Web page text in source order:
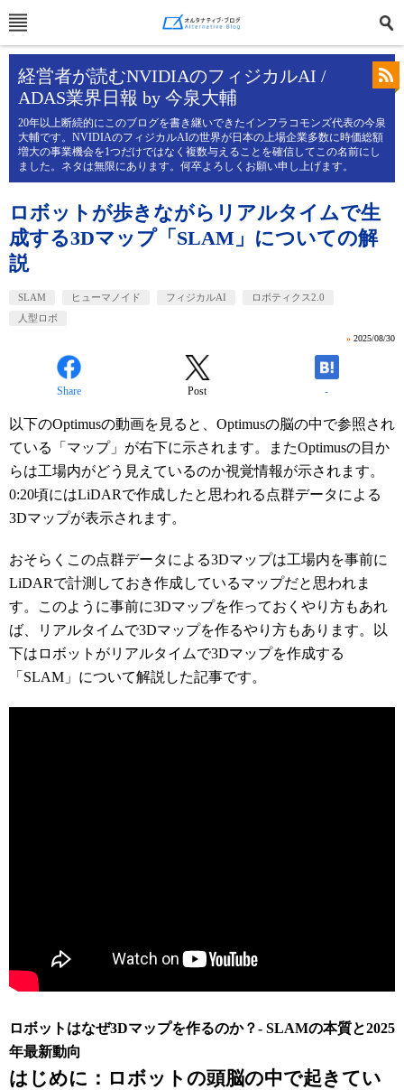
経営者が読むNVIDIAのフィジカルAI /
ADAS業界日報 by 今泉大輔
20年以上断続的にこのブログを書き継いできたインフラコモンズ代表の今泉
大輔です。NVIDIAのフィジカルAIの世界が日本の上場企業多数に時価総額
増大の事業機会を1つだけではなく複数与えることを確信してこの名前にし
ました。ネタは無限にあります。何卒よろしくお願い申し上げます。
ロボットが歩きながらリアルタイムで生
成する3Dマップ「SLAM」についての解
説
SLAM ヒューマノイド フィジカルAI
ロボティクス2.0
人型ロボ
» 2025/08/30
Share Post -
以下のOptimusの動画を見ると、Optimusの脳の中で参照され
ている「マップ」が右下に示されます。またOptimusの目か
らは工場内がどう見えているのか視覚情報が示されます。
0:20頃にはLiDARで作成したと思われる点群データによる
3Dマップが表示されます。
おそらくこの点群データによる3Dマップは工場内を事前に
LiDARで計測しておき作成しているマップだと思われま
す。このように事前に3Dマップを作っておくやり方もあれ
ば、リアルタイムで3Dマップを作るやり方もあります。以
下はロボットがリアルタイムで3Dマップを作成する
「SLAM」について解説した記事です。
ロボットはなぜ3Dマップを作るのか？- SLAMの本質と2025
年最新動向
はじめに：ロボットの頭脳の中で起きてい